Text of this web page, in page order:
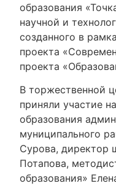
образования
научной и
созданного в
проекта
проекта
​В торжественной
приняли участие
образования
муниципального
Сурова, директор
Потапова,
образования»